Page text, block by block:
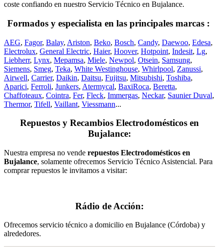
coste confiando en nuestro Servicio Técnico en Bujalance.
Formados y especialista en las principales marcas :
AEG, Fagor, Balay, Ariston, Beko, Bosch, Candy, Daewoo, Edesa,
Electrolux, General Electric, Haier, Hoover, Hotpoint, Indesit, Lg,
Liebherr, Lynx, Mepamsa, Miele, Newpol, Otsein, Samsung,
Siemens, Smeg, Teka, White Westinghouse, Whirlpool, Zanussi,
Airwell, Carrier, Daikin, Daitsu, Fujitsu, Mitsubishi, Toshiba,
Aparici, Ferroli, Junkers, Atermycal, BaxiRoca, Beretta,
Chaffoteaux, Cointra, Fer, Fleck, Immergas, Neckar, Saunier Duval,
Thermor, Tifell, Vaillant, Viessmann...
Repuestos y Recambios Electrodomésticos en
Bujalance:
Nuestra empresa no vende repuestos Electrodomésticos en
Bujalance, solamente ofrecemos Servicio Técnico Asistencial. Para
comprar repuestos le invitamos a visitar:
Rádio de Acción:
Ofrecemos servicio técnico a domicilio en Bujalance (Córdoba) y
alrededores.